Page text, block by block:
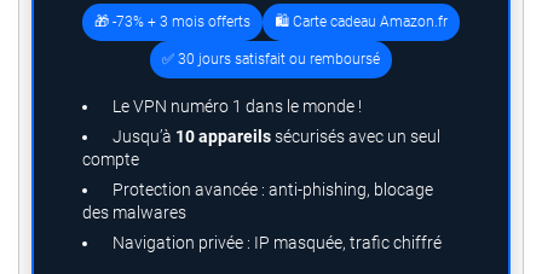
🎁 -73% + 3 mois offerts 🛍️ Carte cadeau Amazon.fr
✅ 30 jours satisfait ou remboursé
Le VPN numéro 1 dans le monde !
Jusqu’à 10 appareilssécurisés avec un seul
compte
Protection avancée : anti-phishing, blocage
des malwares
Navigation privée : IP masquée, trafic chiffré